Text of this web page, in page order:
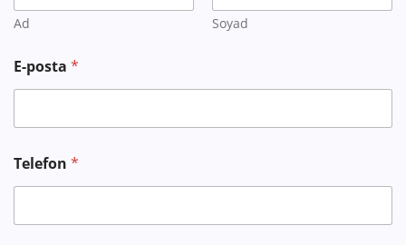
Ad Soyad
E-posta*
Telefon*